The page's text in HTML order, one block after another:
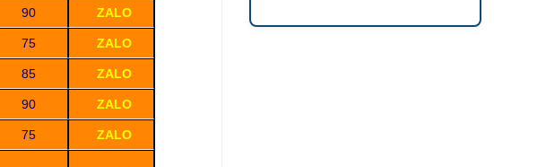
90 ZALO
75 ZALO
85 ZALO
90 ZALO
75 ZALO
giá